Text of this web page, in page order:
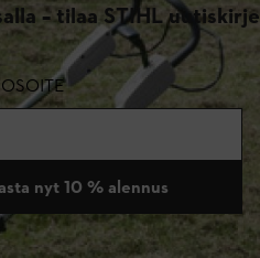
– tilaa STIHL uutiskirje
nyt 10 % alennus